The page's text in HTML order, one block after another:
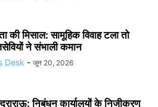
की मिसाल: सामूहिक विवाह टला तो
ने संभाली कमान
Desk - जून 20, 2026
निबंधन कार्यालयों के निजीकरण